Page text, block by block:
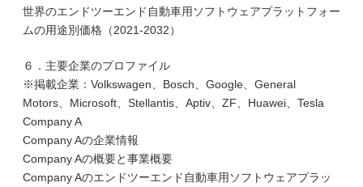
世界のエンドツーエンド自動車用ソフトウェアプラットフォー
ムの用途別価格（2021-2032）
６．主要企業のプロファイル
※掲載企業：Volkswagen、Bosch、Google、General
Motors、Microsoft、Stellantis、Aptiv、ZF、Huawei、Tesla
Company A
Company Aの企業情報
Company Aの概要と事業概要
Company Aのエンドツーエンド自動車用ソフトウェアプラッ